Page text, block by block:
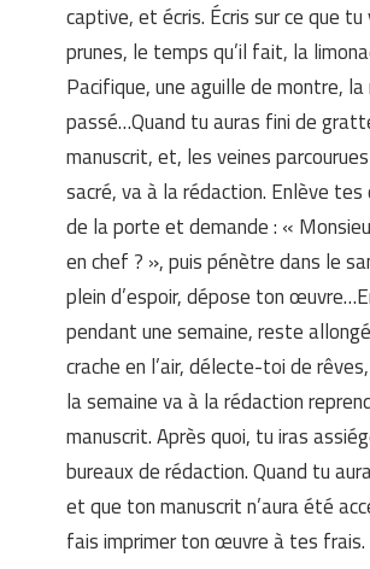
captive, et écris. Écris sur ce que tu
prunes, le temps qu’il fait, la
Pacifique, une aguille de montre, la
passé…Quand tu auras fini de
manuscrit, et, les veines
sacré, va à la rédaction. Enlève tes
de la porte et demande : «
en chef ? », puis pénètre dans le
plein d’espoir, dépose ton
pendant une semaine, reste
crache en l’air, délecte-toi de
la semaine va à la rédaction
manuscrit. Après quoi, tu iras
bureaux de rédaction. Quand tu
et que ton manuscrit n’aura été
fais imprimer ton œuvre à tes frais.